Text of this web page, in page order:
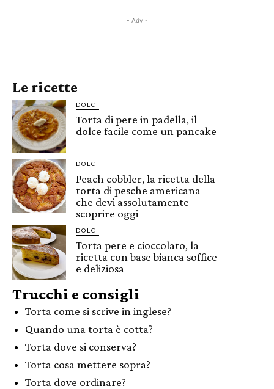
- Adv -
Le ricette
DOLCI
Torta di pere in padella, il
dolce facile come un pancake
DOLCI
Peach cobbler, la ricetta della
torta di pesche americana
che devi assolutamente
scoprire oggi
DOLCI
Torta pere e cioccolato, la
ricetta con base bianca soffice
e deliziosa
Trucchi e consigli
Torta come si scrive in inglese?
Quando una torta è cotta?
Torta dove si conserva?
Torta cosa mettere sopra?
Torta dove ordinare?